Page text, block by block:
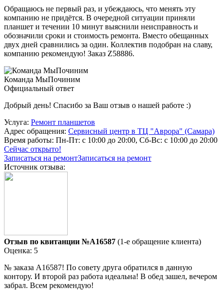
Обращаюсь не первый раз, и убеждаюсь, что менять эту
компанию не придётся. В очередной ситуации приняли
планшет и течении 10 минут выяснили неисправность и
обозначили сроки и стоимость ремонта. Вместо обещанных
двух дней сравнились за один. Коллектив подобран на славу,
компанию рекомендую! Заказ Z58886.
Команда МыПочиним
Официальный ответ
Добрый день! Спасибо за Ваш отзыв о нашей работе :)
Услуга: Ремонт планшетов
Адрес обращения: Сервисный центр в ТЦ "Аврора" (Самара)
Время работы: Пн-Пт: с 10:00 до 20:00, Сб-Вс: с 10:00 до 20:00
Сейчас открыто!
Записаться на ремонтЗаписаться на ремонт
Источник отзыва:
Отзыв по квитанции №A16587 (1-е обращение клиента)
Оценка: 5
№ заказа A16587! По совету друга обратился в данную
контору. И второй раз работа идеальна! В обед зашел, вечером
забрал. Всем рекомендую!